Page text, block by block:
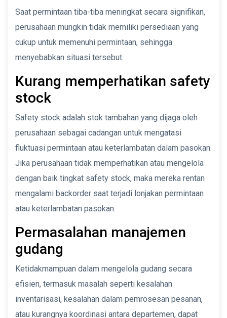
Saat permintaan tiba-tiba meningkat secara signifikan,
perusahaan mungkin tidak memiliki persediaan yang
cukup untuk memenuhi permintaan, sehingga
menyebabkan situasi tersebut.
Kurang memperhatikan safety
stock
Safety stock adalah stok tambahan yang dijaga oleh
perusahaan sebagai cadangan untuk mengatasi
fluktuasi permintaan atau keterlambatan dalam pasokan.
Jika perusahaan tidak memperhatikan atau mengelola
dengan baik tingkat safety stock, maka mereka rentan
mengalami backorder saat terjadi lonjakan permintaan
atau keterlambatan pasokan.
Permasalahan manajemen
gudang
Ketidakmampuan dalam mengelola gudang secara
efisien, termasuk masalah seperti kesalahan
inventarisasi, kesalahan dalam pemrosesan pesanan,
atau kurangnya koordinasi antara departemen, dapat